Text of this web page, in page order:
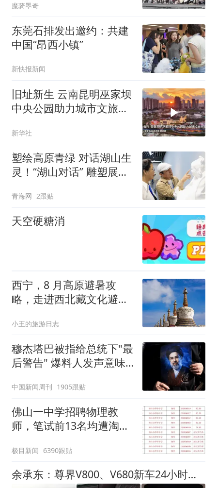
魔骑墨奇
东莞石排发出邀约：共建
中国“昂西小镇”
新快报新闻
旧址新生 云南昆明巫家坝
中央公园助力城市文旅升
新华社
塑绘高原青绿 对话湖山生
灵！“湖山对话” 雕塑展在
青海网 2跟贴
天空硬糖消
西宁，8 月高原避暑攻
略，走进西北藏文化避暑
小王的旅游日志
穆杰塔巴被指给总统下"最
后警告" 爆料人发声意味
中国新闻周刊 1905跟贴
佛山一中学招聘物理教
师，笔试前13名均遭淘
聘，成立调查组全面核查
极目新闻 6390跟贴
余承东：尊界V800、V680新车24小时大定突破3500台